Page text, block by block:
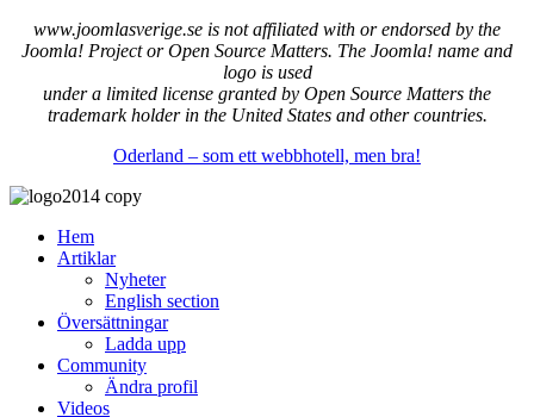
www.joomlasverige.se is not affiliated with or endorsed by the
Joomla! Project or Open Source Matters. The Joomla! name and
logo is used
under a limited license granted by Open Source Matters the
trademark holder in the United States and other countries.
Oderland – som ett webbhotell, men bra!
Hem
Artiklar
Nyheter
English section
Översättningar
Ladda upp
Community
Ändra profil
Videos